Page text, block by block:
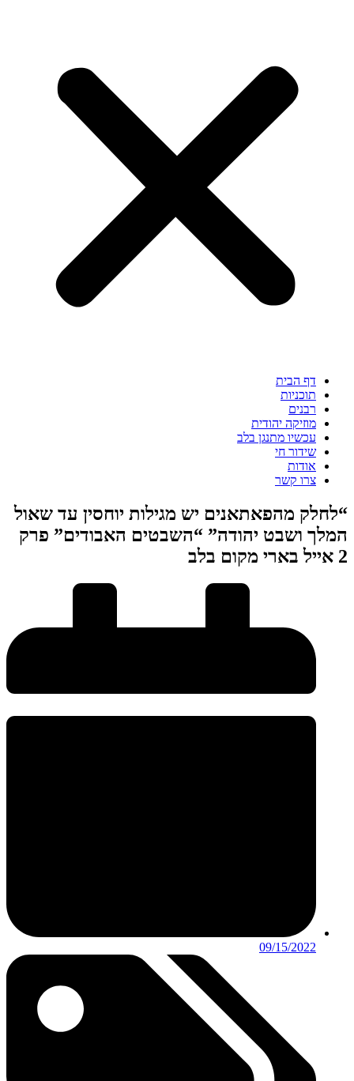
דף הבית
תוכניות
רבנים
מוזיקה יהודית
עכשיו מתנגן בלב
שידור חי
אודות
צרו קשר
“לחלק מהפאתאנים יש מגילות יוחסין עד שאול
המלך ושבט יהודה” “השבטים האבודים” פרק
2 אייל בארי מקום בלב
09/15/2022